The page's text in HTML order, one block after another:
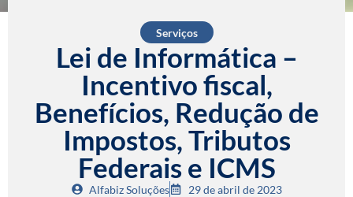
Serviços
Lei de Informática –
Incentivo fiscal,
Benefícios, Redução de
Impostos, Tributos
Federais e ICMS
Alfabiz Soluções 29 de abril de 2023